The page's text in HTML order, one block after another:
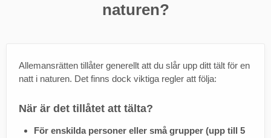
naturen?
Allemansrätten tillåter generellt att du slår upp ditt tält för en
natt i naturen. Det finns dock viktiga regler att följa:
När är det tillåtet att tälta?
För enskilda personer eller små grupper (upp till 5